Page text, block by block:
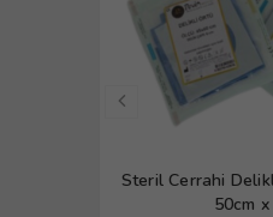
Steril Cerrahi
50cm